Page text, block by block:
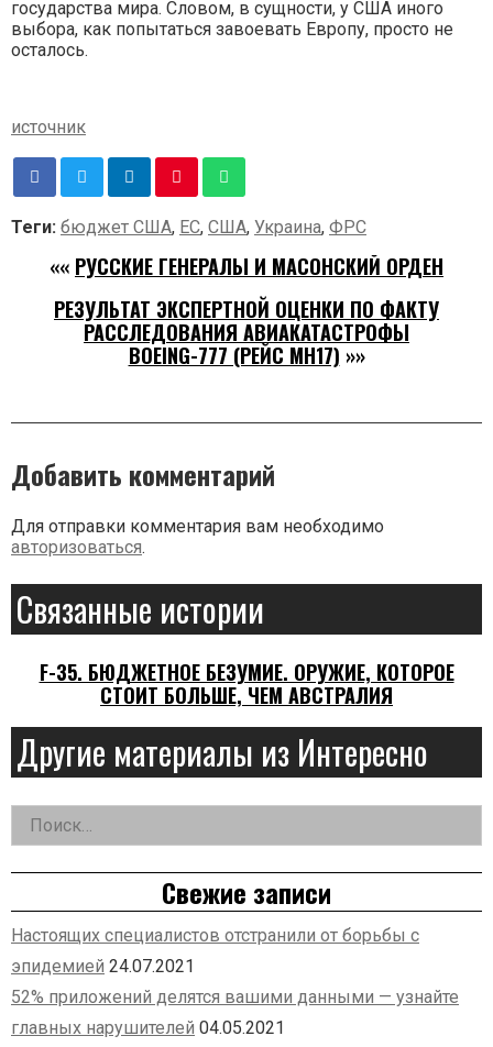
государства мира. Словом, в сущности, у США иного
выбора, как попытаться завоевать Европу, просто не
осталось.
источник
Теги: бюджет США, ЕС, США, Украина, ФРС
«« РУССКИЕ ГЕНЕРАЛЫ И МАСОНСКИЙ ОРДЕН
РЕЗУЛЬТАТ ЭКСПЕРТНОЙ ОЦЕНКИ ПО ФАКТУ
РАССЛЕДОВАНИЯ АВИАКАТАСТРОФЫ
BOEING-777 (РЕЙС МН17) »»
Добавить комментарий
Для отправки комментария вам необходимо
авторизоваться.
Связанные истории
F-35. БЮДЖЕТНОЕ БЕЗУМИЕ. ОРУЖИЕ, КОТОРОЕ
СТОИТ БОЛЬШЕ, ЧЕМ АВСТРАЛИЯ
Другие материалы из Интересно
Дополнительная
Найти:
Свежие записи
Настоящих специалистов отстранили от борьбы с
эпидемией 24.07.2021
52% приложений делятся вашими данными — узнайте
главных нарушителей 04.05.2021